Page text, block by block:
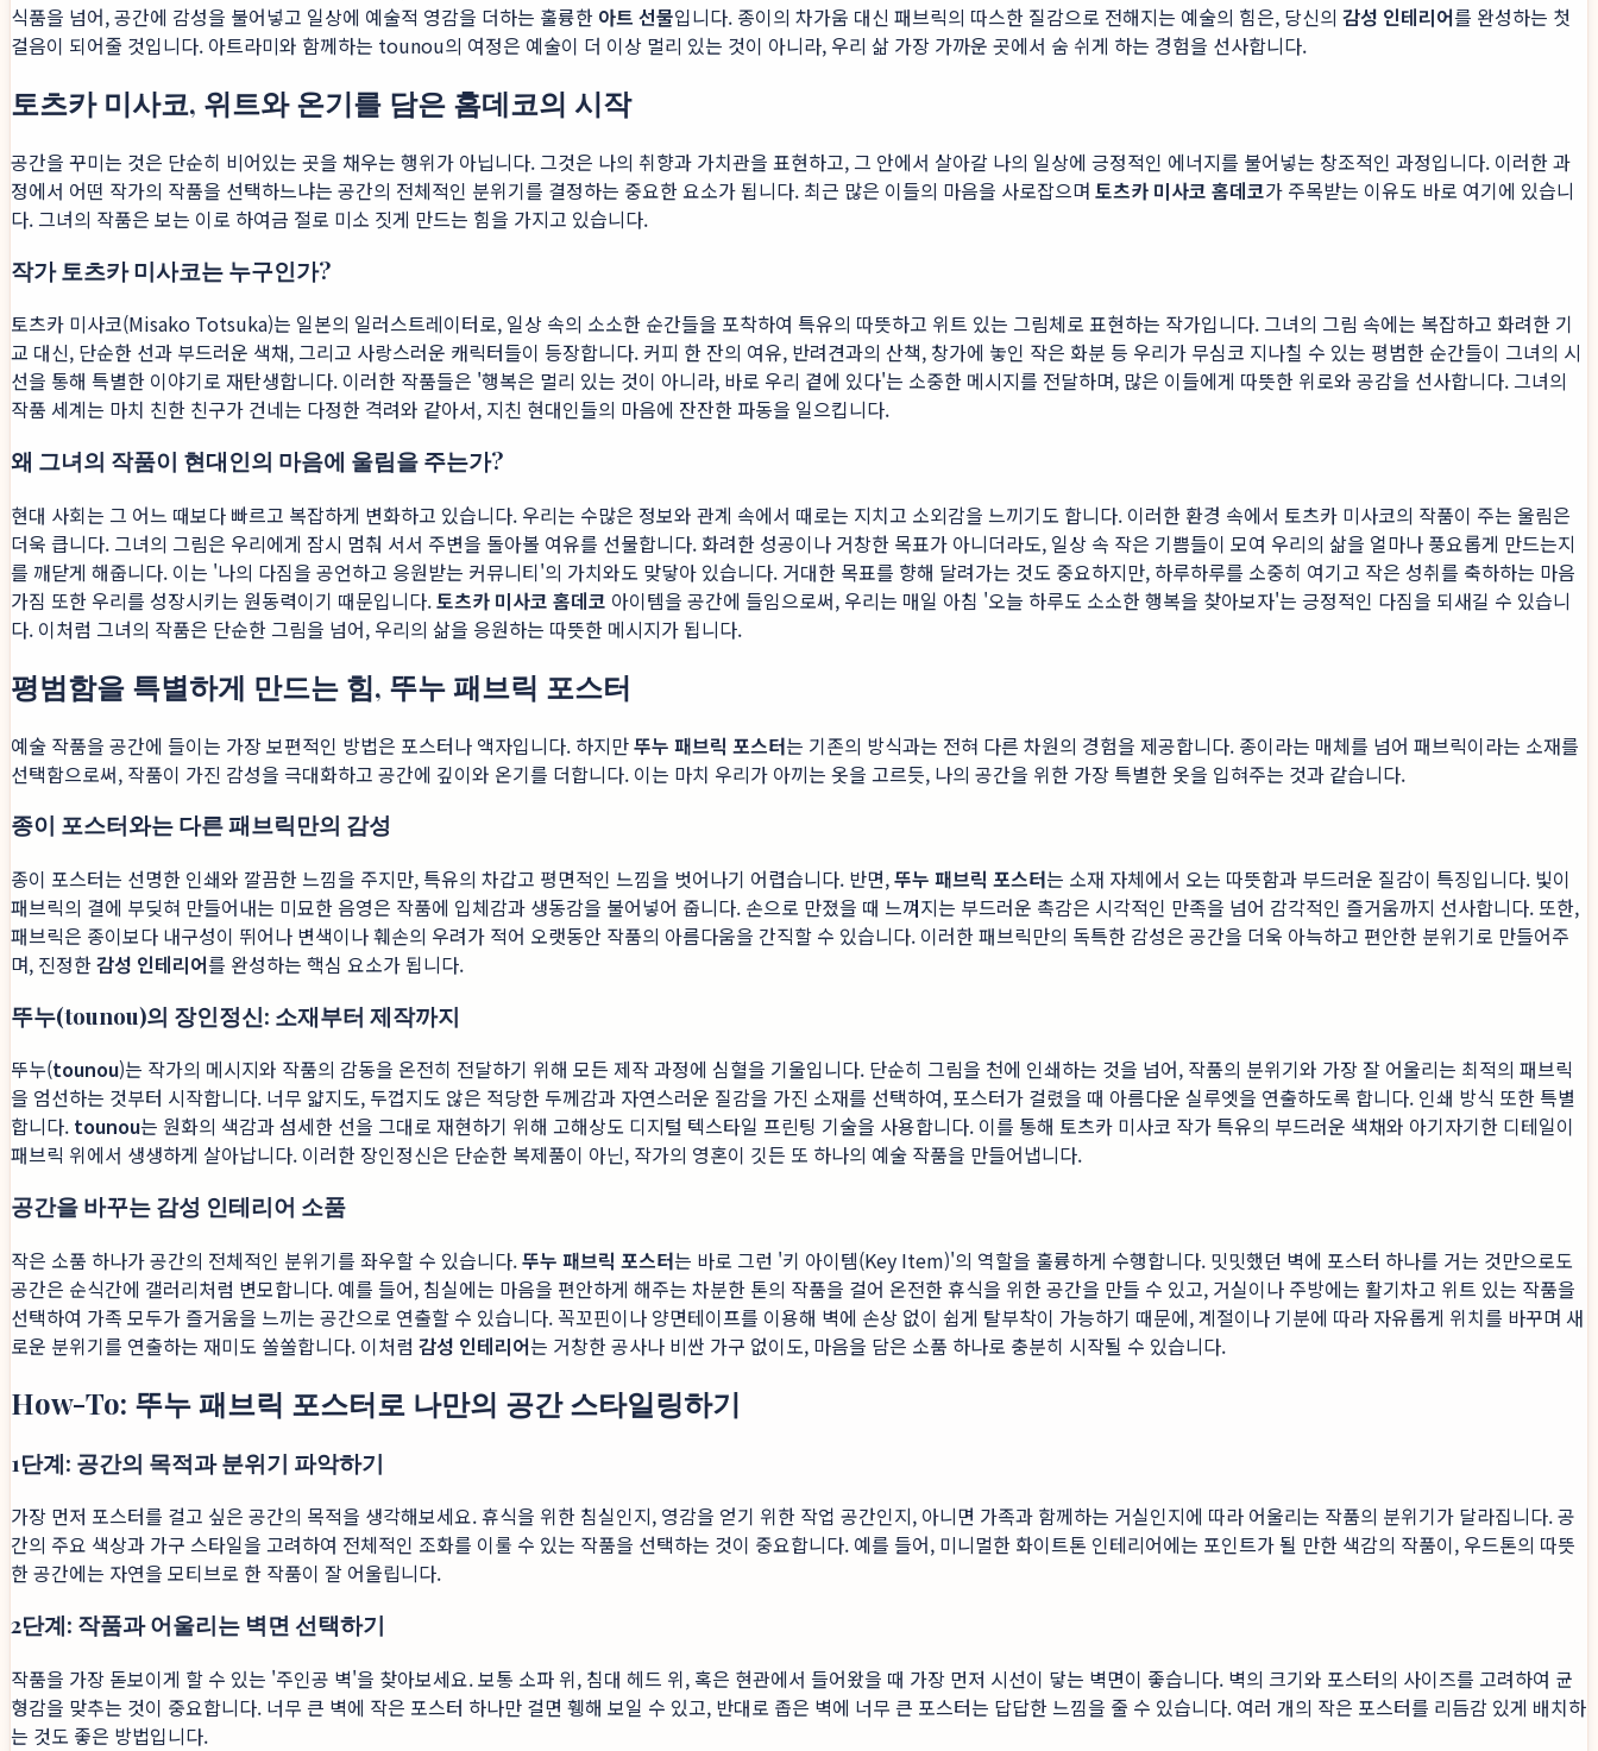
식품을 넘어, 공간에 감성을 불어넣고 일상에 예술적 영감을 더하는 훌륭한 아트 선물입니다. 종이의 차가움 대신 패브릭의 따스한 질감으로 전해지는 예술의 힘은, 당신의 감성 인테리어를 완성하는 첫
걸음이 되어줄 것입니다. 아트라미와 함께하는 tounou의 여정은 예술이 더 이상 멀리 있는 것이 아니라, 우리 삶 가장 가까운 곳에서 숨 쉬게 하는 경험을 선사합니다.
토츠카 미사코, 위트와 온기를 담은 홈데코의 시작
공간을 꾸미는 것은 단순히 비어있는 곳을 채우는 행위가 아닙니다. 그것은 나의 취향과 가치관을 표현하고, 그 안에서 살아갈 나의 일상에 긍정적인 에너지를 불어넣는 창조적인 과정입니다. 이러한 과
정에서 어떤 작가의 작품을 선택하느냐는 공간의 전체적인 분위기를 결정하는 중요한 요소가 됩니다. 최근 많은 이들의 마음을 사로잡으며 토츠카 미사코 홈데코가 주목받는 이유도 바로 여기에 있습니
다. 그녀의 작품은 보는 이로 하여금 절로 미소 짓게 만드는 힘을 가지고 있습니다.
작가 토츠카 미사코는 누구인가?
토츠카 미사코(Misako Totsuka)는 일본의 일러스트레이터로, 일상 속의 소소한 순간들을 포착하여 특유의 따뜻하고 위트 있는 그림체로 표현하는 작가입니다. 그녀의 그림 속에는 복잡하고 화려한 기
교 대신, 단순한 선과 부드러운 색채, 그리고 사랑스러운 캐릭터들이 등장합니다. 커피 한 잔의 여유, 반려견과의 산책, 창가에 놓인 작은 화분 등 우리가 무심코 지나칠 수 있는 평범한 순간들이 그녀의 시
선을 통해 특별한 이야기로 재탄생합니다. 이러한 작품들은 '행복은 멀리 있는 것이 아니라, 바로 우리 곁에 있다'는 소중한 메시지를 전달하며, 많은 이들에게 따뜻한 위로와 공감을 선사합니다. 그녀의
작품 세계는 마치 친한 친구가 건네는 다정한 격려와 같아서, 지친 현대인들의 마음에 잔잔한 파동을 일으킵니다.
왜 그녀의 작품이 현대인의 마음에 울림을 주는가?
현대 사회는 그 어느 때보다 빠르고 복잡하게 변화하고 있습니다. 우리는 수많은 정보와 관계 속에서 때로는 지치고 소외감을 느끼기도 합니다. 이러한 환경 속에서 토츠카 미사코의 작품이 주는 울림은
더욱 큽니다. 그녀의 그림은 우리에게 잠시 멈춰 서서 주변을 돌아볼 여유를 선물합니다. 화려한 성공이나 거창한 목표가 아니더라도, 일상 속 작은 기쁨들이 모여 우리의 삶을 얼마나 풍요롭게 만드는지
를 깨닫게 해줍니다. 이는 '나의 다짐을 공언하고 응원받는 커뮤니티'의 가치와도 맞닿아 있습니다. 거대한 목표를 향해 달려가는 것도 중요하지만, 하루하루를 소중히 여기고 작은 성취를 축하하는 마음
가짐 또한 우리를 성장시키는 원동력이기 때문입니다.토츠카 미사코 홈데코 아이템을 공간에 들임으로써, 우리는 매일 아침 '오늘 하루도 소소한 행복을 찾아보자'는 긍정적인 다짐을 되새길 수 있습니
다. 이처럼 그녀의 작품은 단순한 그림을 넘어, 우리의 삶을 응원하는 따뜻한 메시지가 됩니다.
평범함을 특별하게 만드는 힘, 뚜누 패브릭 포스터
예술 작품을 공간에 들이는 가장 보편적인 방법은 포스터나 액자입니다. 하지만뚜누 패브릭 포스터는 기존의 방식과는 전혀 다른 차원의 경험을 제공합니다. 종이라는 매체를 넘어 패브릭이라는 소재를
선택함으로써, 작품이 가진 감성을 극대화하고 공간에 깊이와 온기를 더합니다. 이는 마치 우리가 아끼는 옷을 고르듯, 나의 공간을 위한 가장 특별한 옷을 입혀주는 것과 같습니다.
종이 포스터와는 다른 패브릭만의 감성
종이 포스터는 선명한 인쇄와 깔끔한 느낌을 주지만, 특유의 차갑고 평면적인 느낌을 벗어나기 어렵습니다. 반면,뚜누 패브릭 포스터는 소재 자체에서 오는 따뜻함과 부드러운 질감이 특징입니다. 빛이
패브릭의 결에 부딪혀 만들어내는 미묘한 음영은 작품에 입체감과 생동감을 불어넣어 줍니다. 손으로 만졌을 때 느껴지는 부드러운 촉감은 시각적인 만족을 넘어 감각적인 즐거움까지 선사합니다. 또한,
패브릭은 종이보다 내구성이 뛰어나 변색이나 훼손의 우려가 적어 오랫동안 작품의 아름다움을 간직할 수 있습니다. 이러한 패브릭만의 독특한 감성은 공간을 더욱 아늑하고 편안한 분위기로 만들어주
며, 진정한감성 인테리어를 완성하는 핵심 요소가 됩니다.
뚜누(tounou)의 장인정신: 소재부터 제작까지
뚜누(tounou)는 작가의 메시지와 작품의 감동을 온전히 전달하기 위해 모든 제작 과정에 심혈을 기울입니다. 단순히 그림을 천에 인쇄하는 것을 넘어, 작품의 분위기와 가장 잘 어울리는 최적의 패브릭
을 엄선하는 것부터 시작합니다. 너무 얇지도, 두껍지도 않은 적당한 두께감과 자연스러운 질감을 가진 소재를 선택하여, 포스터가 걸렸을 때 아름다운 실루엣을 연출하도록 합니다. 인쇄 방식 또한 특별
합니다. tounou는 원화의 색감과 섬세한 선을 그대로 재현하기 위해 고해상도 디지털 텍스타일 프린팅 기술을 사용합니다. 이를 통해 토츠카 미사코 작가 특유의 부드러운 색채와 아기자기한 디테일이
패브릭 위에서 생생하게 살아납니다. 이러한 장인정신은 단순한 복제품이 아닌, 작가의 영혼이 깃든 또 하나의 예술 작품을 만들어냅니다.
공간을 바꾸는 감성 인테리어 소품
작은 소품 하나가 공간의 전체적인 분위기를 좌우할 수 있습니다.뚜누 패브릭 포스터는 바로 그런 '키 아이템(Key Item)'의 역할을 훌륭하게 수행합니다. 밋밋했던 벽에 포스터 하나를 거는 것만으로도
공간은 순식간에 갤러리처럼 변모합니다. 예를 들어, 침실에는 마음을 편안하게 해주는 차분한 톤의 작품을 걸어 온전한 휴식을 위한 공간을 만들 수 있고, 거실이나 주방에는 활기차고 위트 있는 작품을
선택하여 가족 모두가 즐거움을 느끼는 공간으로 연출할 수 있습니다. 꼭꼬핀이나 양면테이프를 이용해 벽에 손상 없이 쉽게 탈부착이 가능하기 때문에, 계절이나 기분에 따라 자유롭게 위치를 바꾸며 새
로운 분위기를 연출하는 재미도 쏠쏠합니다. 이처럼 감성 인테리어는 거창한 공사나 비싼 가구 없이도, 마음을 담은 소품 하나로 충분히 시작될 수 있습니다.
How-To: 뚜누 패브릭 포스터로 나만의 공간 스타일링하기
1단계: 공간의 목적과 분위기 파악하기
가장 먼저 포스터를 걸고 싶은 공간의 목적을 생각해보세요. 휴식을 위한 침실인지, 영감을 얻기 위한 작업 공간인지, 아니면 가족과 함께하는 거실인지에 따라 어울리는 작품의 분위기가 달라집니다. 공
간의 주요 색상과 가구 스타일을 고려하여 전체적인 조화를 이룰 수 있는 작품을 선택하는 것이 중요합니다. 예를 들어, 미니멀한 화이트톤 인테리어에는 포인트가 될 만한 색감의 작품이, 우드톤의 따뜻
한 공간에는 자연을 모티브로 한 작품이 잘 어울립니다.
2단계: 작품과 어울리는 벽면 선택하기
작품을 가장 돋보이게 할 수 있는 '주인공 벽'을 찾아보세요. 보통 소파 위, 침대 헤드 위, 혹은 현관에서 들어왔을 때 가장 먼저 시선이 닿는 벽면이 좋습니다. 벽의 크기와 포스터의 사이즈를 고려하여 균
형감을 맞추는 것이 중요합니다. 너무 큰 벽에 작은 포스터 하나만 걸면 휑해 보일 수 있고, 반대로 좁은 벽에 너무 큰 포스터는 답답한 느낌을 줄 수 있습니다. 여러 개의 작은 포스터를 리듬감 있게 배치하
는 것도 좋은 방법입니다.